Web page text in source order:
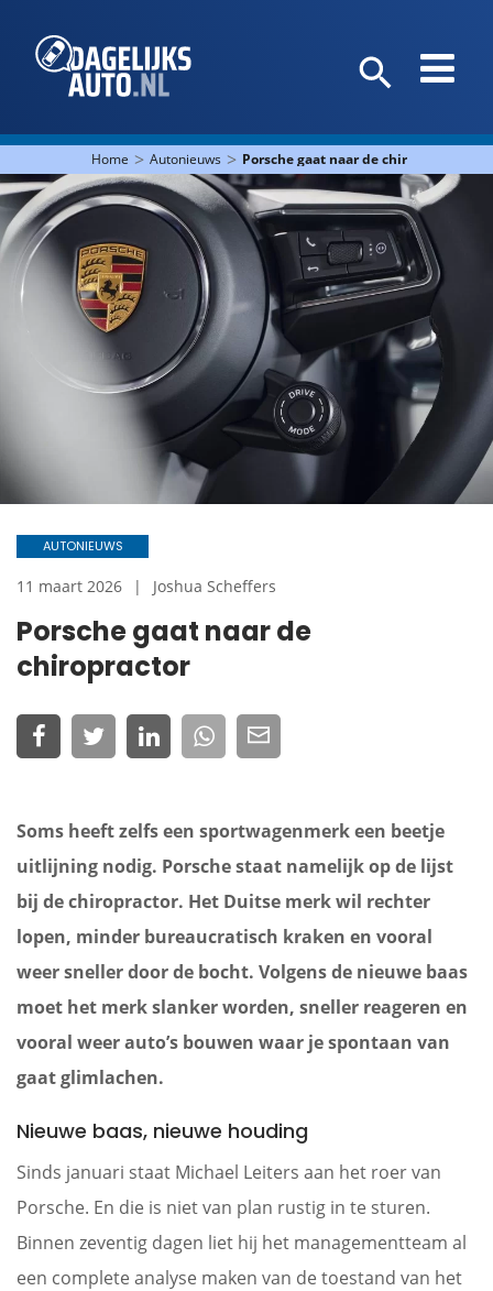
Home > Autonieuws > Porsche gaat naar de chiropractor
Porsche gaat naar de
chiropractor
AUTONIEUWS
11 maart 2026 Joshua Scheffers
Soms heeft zelfs een sportwagenmerk een beetje
uitlijning nodig. Porsche staat namelijk op de lijst
bij de chiropractor. Het Duitse merk wil rechter
lopen, minder bureaucratisch kraken en vooral
weer sneller door de bocht. Volgens de nieuwe baas
moet het merk slanker worden, sneller reageren en
vooral weer auto’s bouwen waar je spontaan van
gaat glimlachen.
Nieuwe baas, nieuwe houding
Sinds januari staat Michael Leiters aan het roer van
Porsche. En die is niet van plan rustig in te sturen.
Binnen zeventig dagen liet hij het managementteam al
een complete analyse maken van de toestand van het